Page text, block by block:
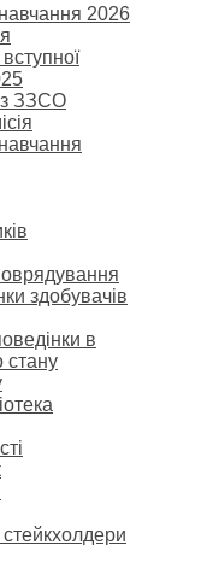
2026
з ЗЗСО
здобувачів
в
стану